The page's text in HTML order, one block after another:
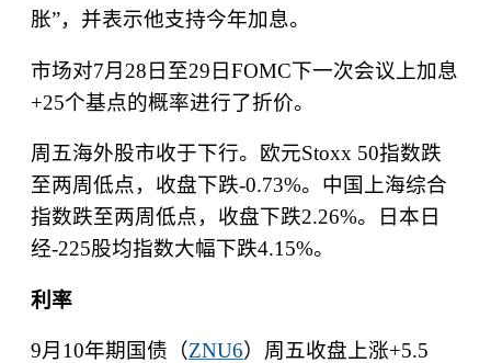
胀”，并表示他支持今年加息。
市场对7月 28日至29日FOMC下一次会议上加息
+25个基点的概率进行了折价。
周五海外股市收于下行。欧元Stoxx 50指数跌
至两周低点，收盘下跌-0.73%。中国上海综合
指数跌至两周低点，收盘下跌2.26%。日本日
经-225股均指数大幅下跌4.15%。
利率
9月 10年期国债（ZNU6）周五收盘上涨+5.5